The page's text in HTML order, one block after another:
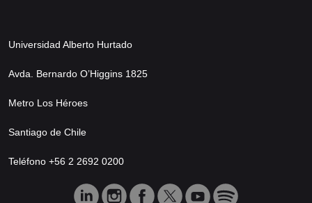
Universidad Alberto Hurtado
Avda. Bernardo O’Higgins 1825
Metro Los Héroes
Santiago de Chile
Teléfono +56 2 2692 0200